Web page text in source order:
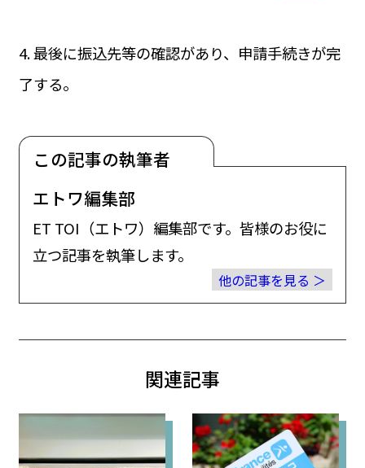
4. 最後に振込先等の確認があり、申請手続きが完
了する。
この記事の執筆者
エトワ編集部
ET TOI（エトワ）編集部です。皆様のお役に
立つ記事を執筆します。
他の記事を見る
関連記事